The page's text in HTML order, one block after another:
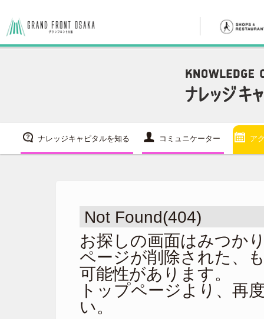
ナレッジキャピタルを知る コミュニケーター ア
Not Found(404)
お探しの画面はみつか
ページが削除された、
可能性があります。
トップページより、再
い。